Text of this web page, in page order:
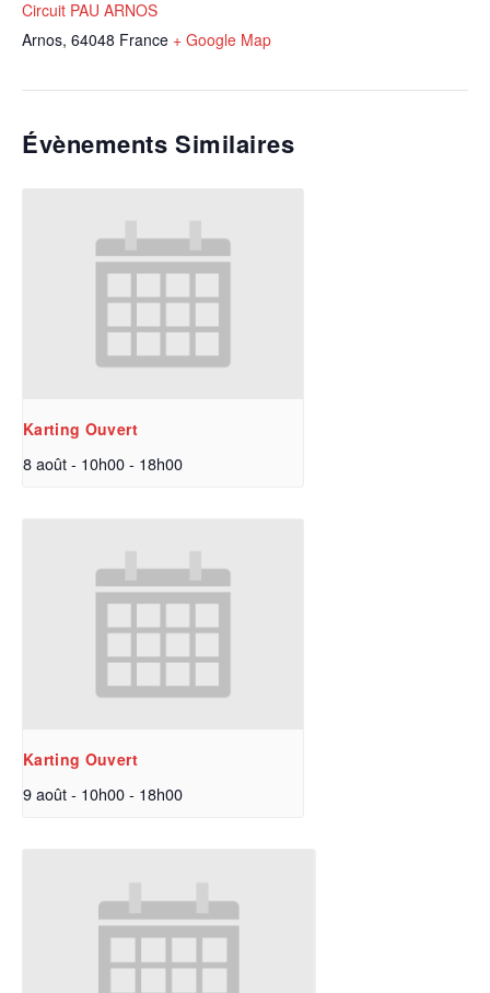
Circuit PAU ARNOS
Arnos, 64048 France + Google Map
Évènements Similaires
Karting Ouvert
8 août - 10h00- 18h00
Karting Ouvert
9 août - 10h00- 18h00